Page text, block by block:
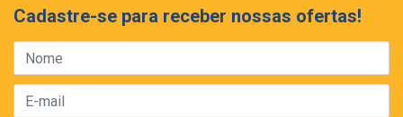
Cadastre-se para receber nossas ofertas!